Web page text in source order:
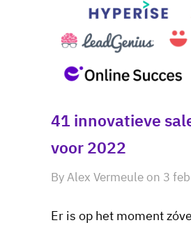
41 innovatieve
voor 2022
ByAlex Vermeule on 3
Er is op het moment